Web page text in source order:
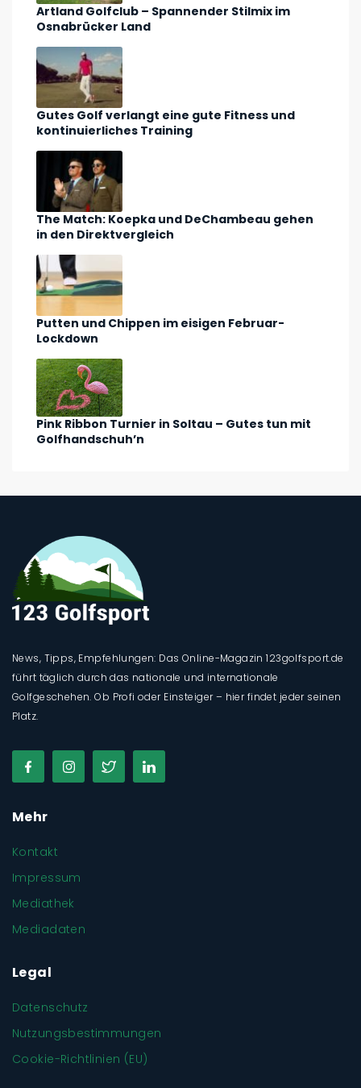
Artland Golfclub – Spannender Stilmix im
Osnabrücker Land
Gutes Golf verlangt eine gute Fitness und
kontinuierliches Training
The Match: Koepka und DeChambeau gehen
in den Direktvergleich
Putten und Chippen im eisigen Februar-
Lockdown
Pink Ribbon Turnier in Soltau – Gutes tun mit
Golfhandschuh’n
News, Tipps, Empfehlungen: Das Online-Magazin 123golfsport.de
führt täglich durch das nationale und internationale
Golfgeschehen. Ob Profi oder Einsteiger – hier findet jeder seinen
Platz.
Mehr
Kontakt
Impressum
Mediathek
Mediadaten
Legal
Datenschutz
Nutzungsbestimmungen
Cookie-Richtlinien (EU)